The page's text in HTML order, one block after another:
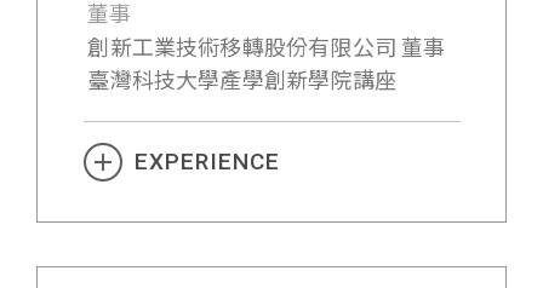
董事
創新工業技術移轉股份有限公司 董事
臺灣科技大學產學創新學院講座
EXPERIENCE